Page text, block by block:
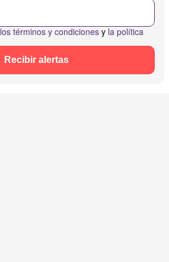
los términos y condiciones y la política
Recibir alertas